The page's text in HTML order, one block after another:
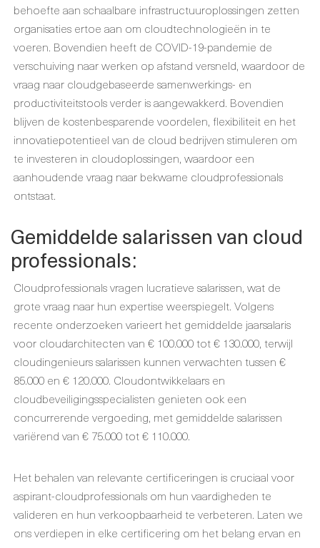
behoefte aan schaalbare infrastructuuroplossingen zetten
organisaties ertoe aan om cloudtechnologieën in te
voeren. Bovendien heeft de COVID-19-pandemie de
verschuiving naar werken op afstand versneld, waardoor de
vraag naar cloudgebaseerde samenwerkings- en
productiviteitstools verder is aangewakkerd. Bovendien
blijven de kostenbesparende voordelen, flexibiliteit en het
innovatiepotentieel van de cloud bedrijven stimuleren om
te investeren in cloudoplossingen, waardoor een
aanhoudende vraag naar bekwame cloudprofessionals
ontstaat.
Gemiddelde salarissen van cloud
professionals:
Cloudprofessionals vragen lucratieve salarissen, wat de
grote vraag naar hun expertise weerspiegelt. Volgens
recente onderzoeken varieert het gemiddelde jaarsalaris
voor cloudarchitecten van € 100.000 tot € 130.000, terwijl
cloudingenieurs salarissen kunnen verwachten tussen €
85.000 en € 120.000. Cloudontwikkelaars en
cloudbeveiligingsspecialisten genieten ook een
concurrerende vergoeding, met gemiddelde salarissen
variërend van € 75.000 tot € 110.000.
Het behalen van relevante certificeringen is cruciaal voor
aspirant-cloudprofessionals om hun vaardigheden te
valideren en hun verkoopbaarheid te verbeteren. Laten we
ons verdiepen in elke certificering om het belang ervan en